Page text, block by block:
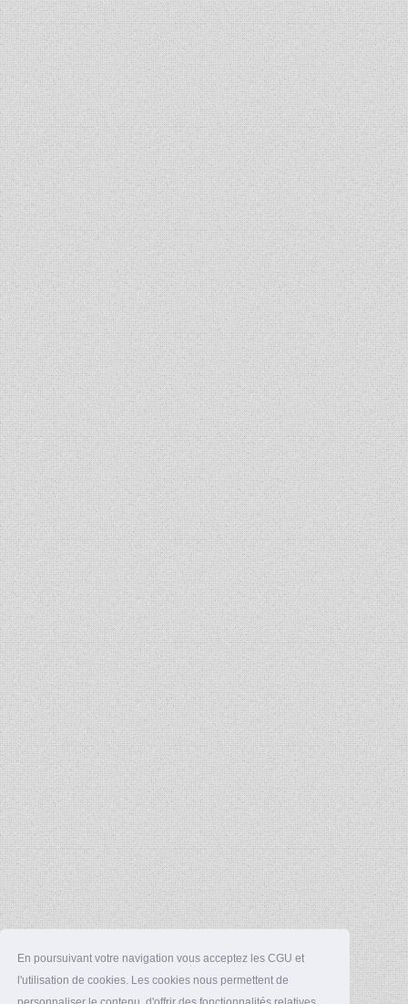
En poursuivant votre navigation vous acceptez les CGU et
l'utilisation de cookies. Les cookies nous permettent de